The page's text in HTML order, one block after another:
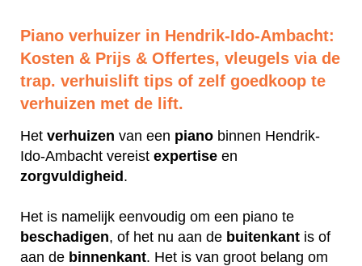
Piano verhuizer in Hendrik-Ido-Ambacht:
Kosten & Prijs & Offertes, vleugels via de
trap. verhuislift tips of zelf goedkoop te
verhuizen met de lift.
Het verhuizen van een piano binnen Hendrik-
Ido-Ambacht vereist expertise en
zorgvuldigheid.
Het is namelijk eenvoudig om een piano te
beschadigen, of het nu aan de buitenkant is of
aan de binnenkant. Het is van groot belang om